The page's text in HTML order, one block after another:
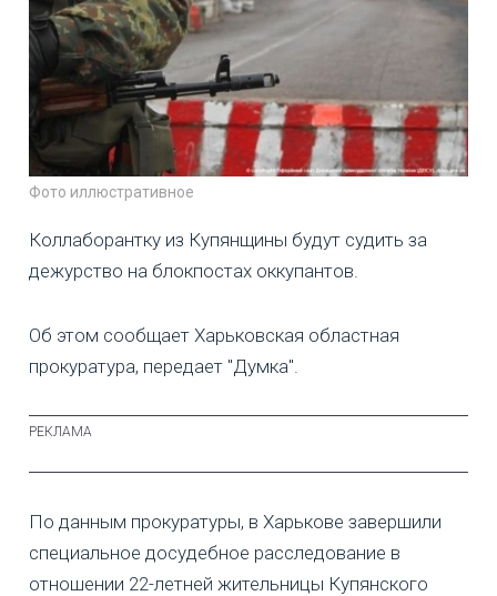
Фото иллюстративное
Коллаборантку из Купянщины будут судить за
дежурство на блокпостах оккупантов.
Об этом сообщает Харьковская областная
прокуратура, передает "Думка".
По данным прокуратуры, в Харькове завершили
специальное досудебное расследование в
отношении 22-летней жительницы Купянского